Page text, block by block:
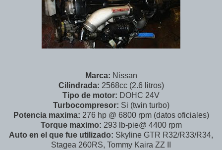
Marca: Nissan
Cilindrada: 2568cc (2.6 litros)
Tipo de motor: DOHC 24V
Turbocompresor: Si (twin turbo)
Potencia maxima: 276 hp @ 6800 rpm (datos oficiales)
Torque maximo: 293 lb-pie@ 4400 rpm
Auto en el que fue utilizado: Skyline GTR R32/R33/R34,
Stagea 260RS, Tommy Kaira ZZ II